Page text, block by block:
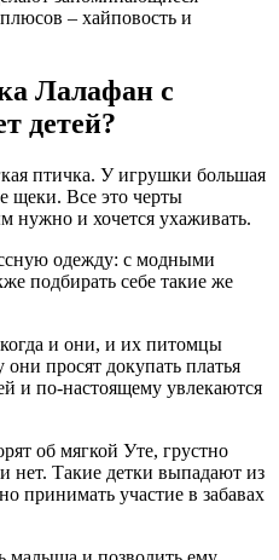
– хайповость и
Лалафан с
детей?
птичка. У игрушки большая
щеки. Все это черты
нужно и хочется ухаживать.
одежду: с модными
подбирать себе такие же
и они, и их питомцы
просят докупать платья
и по-настоящему увлекаются
об мягкой Уте, грустно
нет. Такие детки выпадают из
принимать участие в забавах